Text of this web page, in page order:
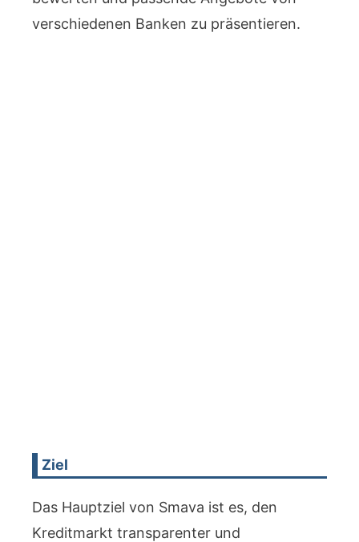
verschiedenen Banken zu präsentieren.
Ziel
Das Hauptziel von Smava ist es, den
Kreditmarkt transparenter und